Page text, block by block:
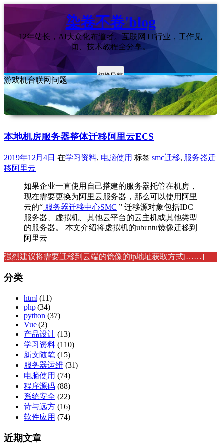
染卷不卷'blog
12年站长，AI大众化布道者。互联网 IT行业，工作见
闻、技术教程全分享。
切换导航
游戏机台联网问题
本地机房服务器整体迁移阿里云ECS
2019年12月4日 在学习资料, 电脑使用 标签 smc迁移, 服务器迁
移阿里云
如果企业一直使用自己搭建的服务器托管在机房，
现在需要更换为阿里云服务器，那么可以使用阿里
云的“ 服务器迁移中心SMC ” 迁移源对象包括IDC
服务器、虚拟机、其他云平台的云主机或其他类型
的服务器。 本文介绍将虚拟机的ubuntu镜像迁移到
阿里云
强烈建议将需要迁移到云端的镜像的ip地址获取方式[……]
分类
html (11)
php (34)
python (37)
Vue (2)
产品设计 (13)
学习资料 (110)
新文随笔 (15)
服务器运维 (31)
电脑使用 (74)
程序源码 (88)
系统安全 (22)
诗与远方 (16)
软件应用 (74)
近期文章